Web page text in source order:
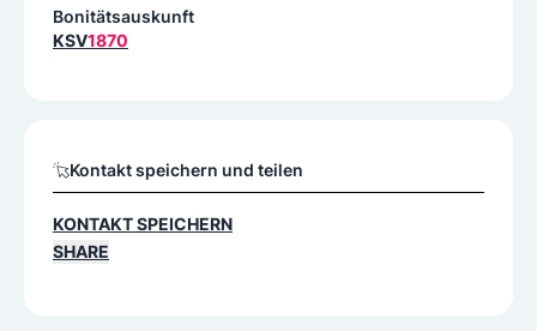
Bonitätsauskunft
KSV1870
Kontakt speichern und teilen
KONTAKT SPEICHERN
SHARE